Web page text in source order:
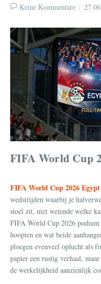
Keine Kommentare
FIFA World Cup
FIFA World Cup 2026
wedstrijden waarbij je
stoel zit, niet wetende welke
FIFA World Cup 2026 podium
hoopten en wat beide
ploegen evenveel oplucht als
papier een rustig verhaal,
de werkelijkheid aanzienlijk